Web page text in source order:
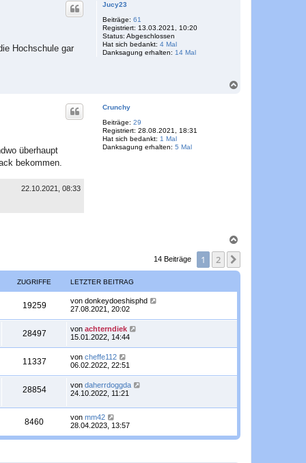
Jucy23
Beiträge: 61
Registriert: 13.03.2021, 10:20
Status: Abgeschlossen
Hat sich bedankt: 4 Mal
Danksagung erhalten: 14 Mal
Hochschule gar
Crunchy
Beiträge: 29
Registriert: 28.08.2021, 18:31
Hat sich bedankt: 1 Mal
Danksagung erhalten: 5 Mal
überhaupt
bekommen.
22.10.2021, 08:33
h
o
14 Beiträge 1 2
ZUGRIFFE LETZTER BEITRAG
19259Z
u
r
i
f
L
e
t
e
r
B
e
i
t
r
a
g
von donkeydoeshisphd
27.08.2021, 20:02
28497Z
u
r
f
L
e
t
e
r
B
e
t
r
a
g
von achterndiek
15.01.2022, 14:44
11337Z
u
L
e
t
e
e
i
t
von cheffe112
06.02.2022, 22:51
28854Z
u
r
i
L
e
z
t
e
B
von daherrdoggda
24.10.2022, 11:21
8460Z
u
L
e
z
von mm42
28.04.2023, 13:57